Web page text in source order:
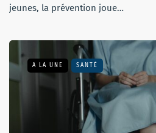
jeunes, la prévention joue…
A LA UNE SANTÉ